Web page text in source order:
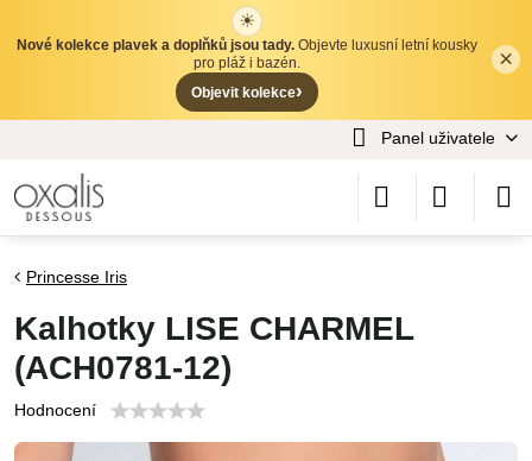
✕
×
☀
Nové kolekce plavek a doplňků jsou tady. Objevte luxusní letní kousky
pro pláž i bazén.
Objevit kolekce›
Panel uživatele
Princesse Iris
Kalhotky LISE CHARMEL
(ACH0781-12)
Hodnocení